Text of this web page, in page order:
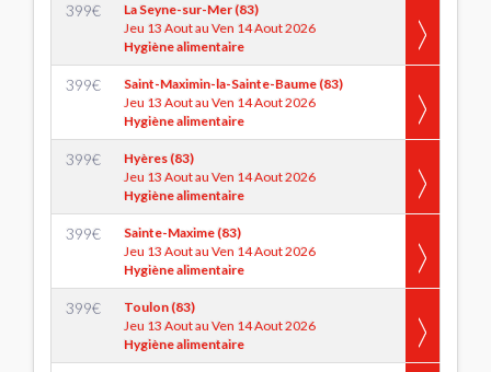
399€
La Seyne-sur-Mer (83)
Jeu 13 Aout au Ven 14 Aout 2026
Hygiène alimentaire
399€
Saint-Maximin-la-Sainte-Baume (83)
Jeu 13 Aout au Ven 14 Aout 2026
Hygiène alimentaire
399€
Hyères (83)
Jeu 13 Aout au Ven 14 Aout 2026
Hygiène alimentaire
399€
Sainte-Maxime (83)
Jeu 13 Aout au Ven 14 Aout 2026
Hygiène alimentaire
399€
Toulon (83)
Jeu 13 Aout au Ven 14 Aout 2026
Hygiène alimentaire